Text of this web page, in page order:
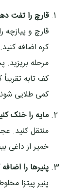
قارچ را تفت
قارچ و پیازچه
کره اضافه
مرحله بریزید.
کف تابه
کمی طلایی
مایه را خنک
منتقل کنید.
خمیر از داغی
پنیرها را
پنیر پیتزا